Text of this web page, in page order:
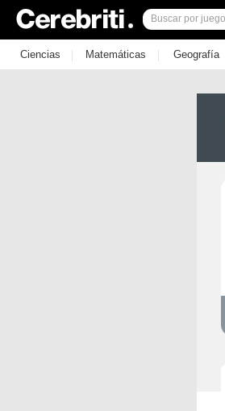
Ciencias | Matemáticas | Geografía